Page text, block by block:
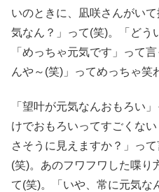
いのときに、凪咲さんがい
気なん？」って(笑)。「どう
「めっちゃ元気です」って
んや～(笑)」ってめっちゃ笑
「望叶が元気なんおもろい
けでおもろいってすごくな
さそうに見えますか？」っ
(笑)。あのフワフワした喋り
て(笑)。「いや、常に元気な